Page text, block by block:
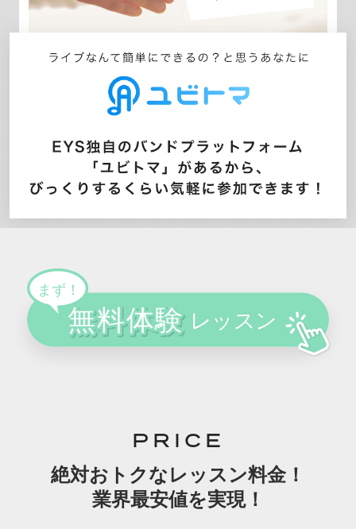
PRICE
絶対おトクなレッスン料金！
業界最安値を実現！